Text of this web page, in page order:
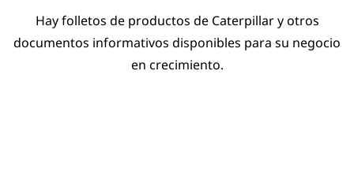
Hay folletos de productos de Caterpillar y otros
documentos informativos disponibles para su negocio
en crecimiento.